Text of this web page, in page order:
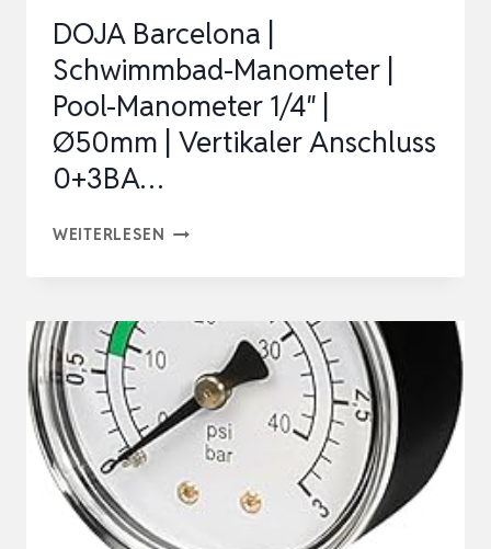
DOJA Barcelona |
Schwimmbad-Manometer |
Pool-Manometer 1/4″ |
Ø50mm | Vertikaler Anschluss
0+3BA…
WEITERLESEN DOJA
SCHWIMMBAD-
MANOMETER
POOL-
MANOMETER
1/4″